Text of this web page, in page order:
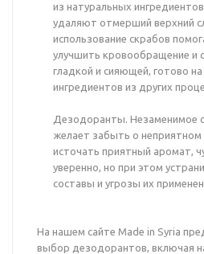
из натуральных
удаляют отмерший верхний
использование скрабов
улучшить кровообращение и
гладкой и сияющей, готово на
ингредиентов из других
Дезодоранты. Незаменимое
желает забыть о
источать приятный аромат,
уверенно, но при этом
составы и угрозы их
На нашем сайте Made in Syria
выбор дезодорантов, включая